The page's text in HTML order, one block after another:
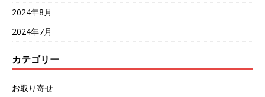
2024年8月
2024年7月
カテゴリー
お取り寄せ